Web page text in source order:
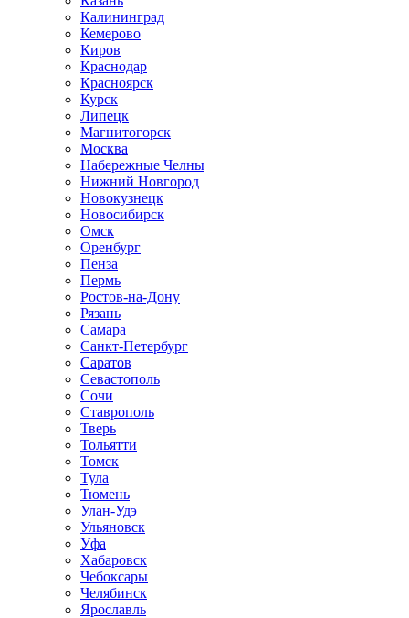
Калининград
Кемерово
Киров
Краснодар
Красноярск
Курск
Липецк
Магнитогорск
Москва
Набережные Челны
Нижний Новгород
Новокузнецк
Новосибирск
Омск
Оренбург
Пенза
Пермь
Ростов-на-Дону
Рязань
Самара
Санкт-Петербург
Саратов
Севастополь
Сочи
Ставрополь
Тверь
Тольятти
Томск
Тула
Тюмень
Улан-Удэ
Ульяновск
Уфа
Хабаровск
Чебоксары
Челябинск
Ярославль